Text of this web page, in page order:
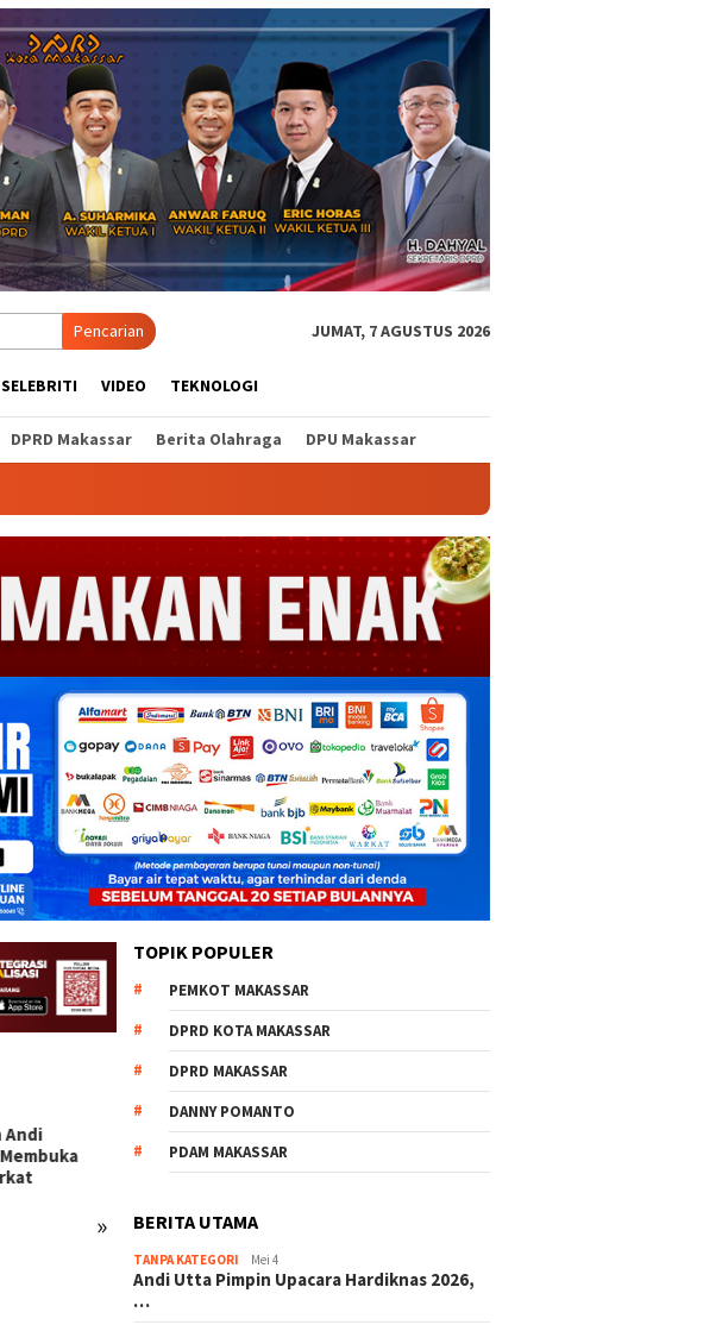
Pencarian JUMAT, 7 AGUSTUS 2026
SELEBRITI VIDEO TEKNOLOGI
DPRD Makassar Berita Olahraga DPU Makassar
»
KSP Berkat Bulukumba Gelar
Zikir dan Doa Bersama
Sambut Tahun Baru
Andi Utta Pimpin Upacara
Komitmen Pendidikan
TOPIK POPULER
PEMKOT MAKASSAR
DPRD KOTA MAKASSAR
DPRD MAKASSAR
DANNY POMANTO
PDAM MAKASSAR
BERITA UTAMA
TANPA KATEGORI Mei 4
Andi Utta Pimpin Upacara Hardiknas 2026,
…